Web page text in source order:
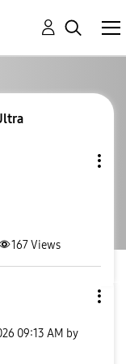
167Views
09:13 AM by